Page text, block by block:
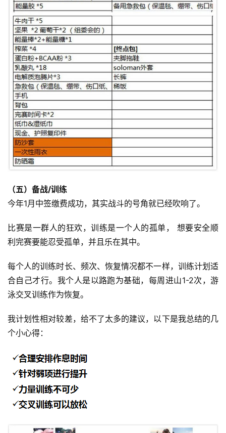
（五） 备战/训练
今年1月中签缴费成功，其实战斗的号角就已经吹响了。
比赛是一群人的狂欢，训练是一个人的孤单， 想要安全顺
利完赛要能忍受孤单，并且乐在其中。
每个人的训练时长、频次、恢复情况都不一样，训练计划适
合自己才行。我个人是以路跑为基础，每周进山1-2次，游
泳交叉训练作为恢复。
我计划性相对较差，给不了太多的建议，以下是我总结的几
个小心得：